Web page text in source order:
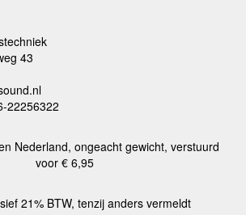
43
22256322
Nederland, ongeacht gewicht, verstuurd
voor € 6,95
21% BTW, tenzij anders vermeldt